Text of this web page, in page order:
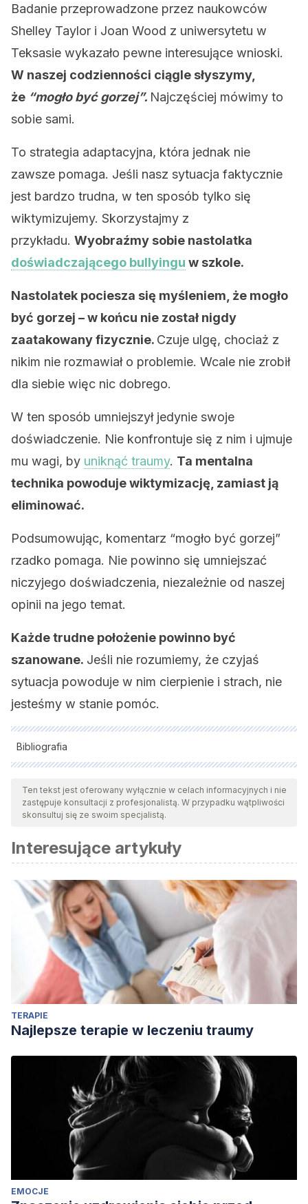
Badanie przeprowadzone przez naukowców
Shelley Taylor i Joan Wood z uniwersytetu w
Teksasie wykazało pewne interesujące wnioski.
W naszej codzienności ciągle słyszymy,
że “mogło być gorzej”. Najczęściej mówimy to
sobie sami.
To strategia adaptacyjna, która jednak nie
zawsze pomaga. Jeśli nasz sytuacja faktycznie
jest bardzo trudna, w ten sposób tylko się
wiktymizujemy. Skorzystajmy z
przykładu. Wyobraźmy sobie nastolatka
doświadczającego bullyingu w szkole.
Nastolatek pociesza się myśleniem, że mogło
być gorzej – w końcu nie został nigdy
zaatakowany fizycznie. Czuje ulgę, chociaż z
nikim nie rozmawiał o problemie. Wcale nie zrobił
dla siebie więc nic dobrego.
W ten sposób umniejszył jedynie swoje
doświadczenie. Nie konfrontuje się z nim i ujmuje
mu wagi, by uniknąć traumy. Ta mentalna
technika powoduje wiktymizację, zamiast ją
eliminować.
Podsumowując, komentarz “mogło być gorzej”
rzadko pomaga. Nie powinno się umniejszać
niczyjego doświadczenia, niezależnie od naszej
opinii na jego temat.
Każde trudne położenie powinno być
szanowane. Jeśli nie rozumiemy, że czyjaś
sytuacja powoduje w nim cierpienie i strach, nie
jesteśmy w stanie pomóc.
Bibliografia
Wszystkie cytowane źródła zostały gruntownie
przeanalizowane przez nasz zespół w celu zapewnienia ich
jakości, wiarygodności, aktualności i ważności. Bibliografia
względem naukowym lub akademickim.
Taylor Shelley, Wood Joan (2002) It Could Be Worse:
Selective Evaluation as a Response to Victimization.
Journal os social issues. https://doi.org/10.1111/j.1540-
4560.1983.tb00139.x
Ten tekst jest oferowany wyłącznie w celach informacyjnych i nie
zastępuje konsultacji z profesjonalistą. W przypadku wątpliwości
skonsultuj się ze swoim specjalistą.
Interesujące artykuły
TERAPIE
Najlepsze terapie w leczeniu traumy
EMOCJE